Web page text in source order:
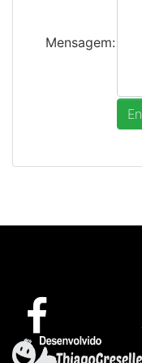
Mensagem: